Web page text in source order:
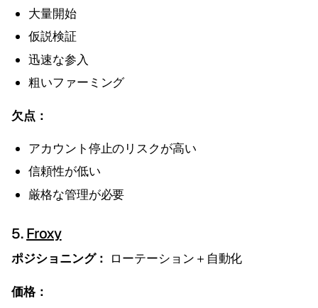
大量開始
仮説検証
迅速な参入
粗いファーミング
欠点：
アカウント停止のリスクが高い
信頼性が低い
厳格な管理が必要
5.Froxy
ポジショニング： ローテーション＋自動化
価格：